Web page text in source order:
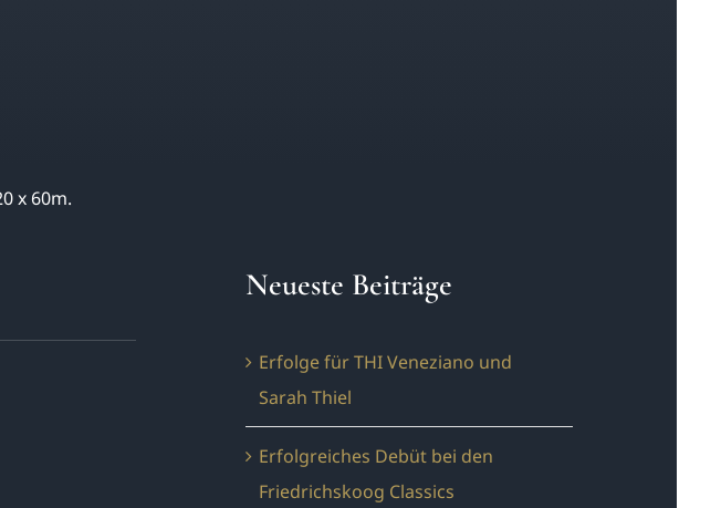
x 60m.
Neueste Beiträge
Erfolge für THI Veneziano und
Sarah Thiel
Erfolgreiches Debüt bei den
Friedrichskoog Classics